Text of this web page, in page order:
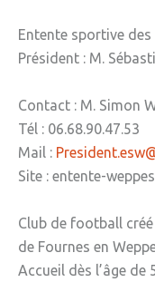
» Culture et
» Cercle
» Club de
» La clé
»
» Mémoire
Entente sportive des
Président : M.
Contact : M. Simon
Tél : 06.68.90.47.53
Mail :
Site : entente-
Club de football
de Fournes en
Accueil dès l’âge